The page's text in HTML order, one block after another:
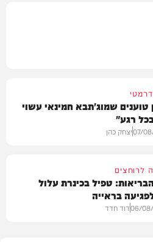
דרמטי
טוענים שמוג'תבא חמינאי עשוי
רגע"
07/יצחק כהן
לרוחצים
טפיל בכינרת עלול
בראייה
06/דוד חדד